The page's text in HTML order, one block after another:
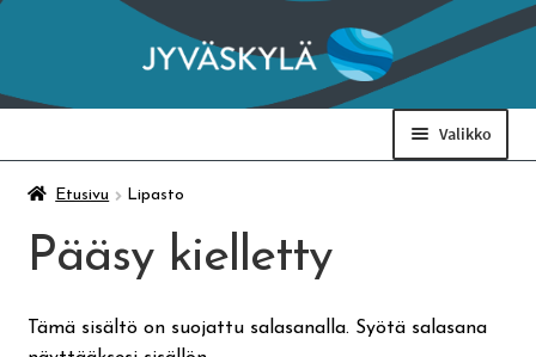
Siirry
navigointiin
Siirry
sisältöön
Valikko
Taidemuseo & Ratamo
Suomen käsityön museo
Skeittihalli
Etusivu Lipasto
Pääsy kielletty
Tämä sisältö on suojattu salasanalla. Syötä salasana